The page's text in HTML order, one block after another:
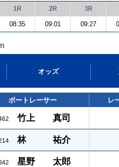
1R 2R 3R
08:35 09:01 09:27
オッズ
ボートレーサー レ
竹上 真司
林 祐介
星野 太郎